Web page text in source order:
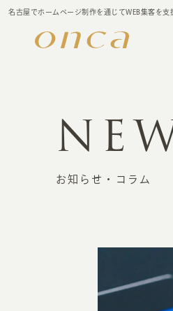
名古屋でホームページ制作を通じてWEB集客を
お知らせ・コラム